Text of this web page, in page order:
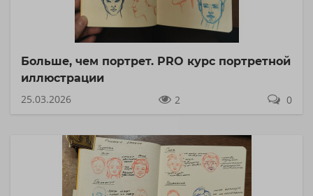
Больше, чем портрет. PRO курс портретной
иллюстрации
25.03.2026
2 0